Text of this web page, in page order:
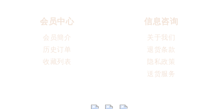
会员中心
会员簡介
历史订单
收藏列表
信息咨询
关于我们
退货条款
隐私政策
送货服务